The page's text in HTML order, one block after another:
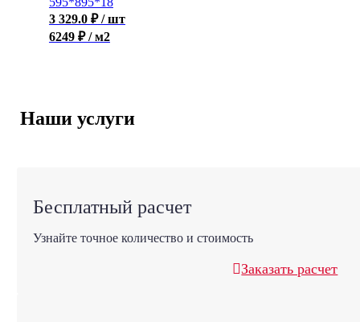
3 329.0 ₽ / шт
6249 ₽ / м2
Наши услуги
Бесплатный расчет
Узнайте точное количество и стоимость
Заказать расчет